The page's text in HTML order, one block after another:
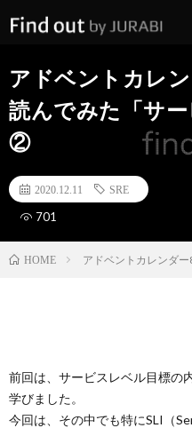
アドベントカレ
読んでみた「サ
②
2020.12.11 SRE
701
HOME アドベントカレンダ
前回は、サービスレベル目標の
学びました。
今回は、その中でも特にSLI（